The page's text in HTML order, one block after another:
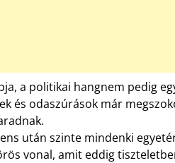
a politikai hangnem pedig
és odaszúrások már
után szinte mindenki
vonal, amit eddig